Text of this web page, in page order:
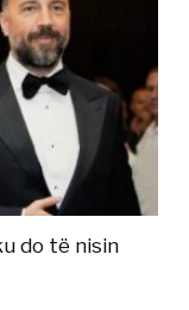
do të nisin